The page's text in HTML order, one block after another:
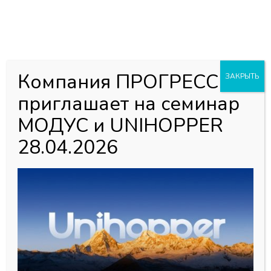
Главная страница Мой аккаунт
Мой аккаунт
Имя пользователя или Email
Пароль
Компания ПРОГРЕСС
приглашает на семинар
МОДУС и UNIHOPPER
28.04.2026
ЗАКРЫТЬ